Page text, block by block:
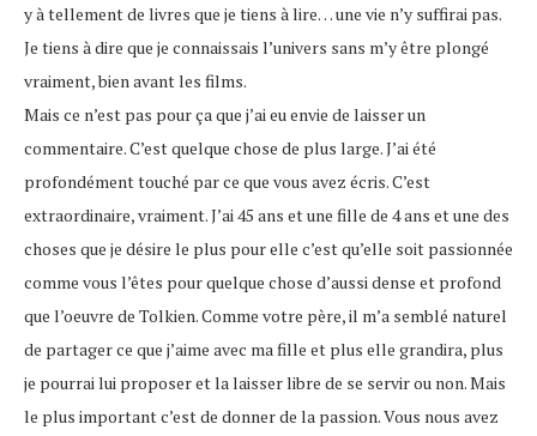
y à tellement de livres que je tiens à lire… une vie n’y suffirai pas.
Je tiens à dire que je connaissais l’univers sans m’y être plongé
vraiment, bien avant les films.
Mais ce n’est pas pour ça que j’ai eu envie de laisser un
commentaire. C’est quelque chose de plus large. J’ai été
profondément touché par ce que vous avez écris. C’est
extraordinaire, vraiment. J’ai 45 ans et une fille de 4 ans et une des
choses que je désire le plus pour elle c’est qu’elle soit passionnée
comme vous l’êtes pour quelque chose d’aussi dense et profond
que l’oeuvre de Tolkien. Comme votre père, il m’a semblé naturel
de partager ce que j’aime avec ma fille et plus elle grandira, plus
je pourrai lui proposer et la laisser libre de se servir ou non. Mais
le plus important c’est de donner de la passion. Vous nous avez